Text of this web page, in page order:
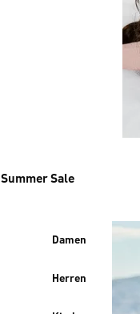
Summer Sale
Damen
Herren